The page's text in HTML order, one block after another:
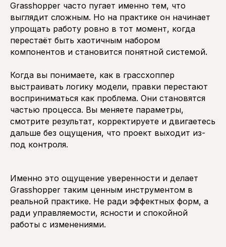
Grasshopper часто пугает именно тем, что
выглядит сложным. Но на практике он начинает
упрощать работу ровно в тот момент, когда
перестаёт быть хаотичным набором
компонентов и становится понятной системой.
Когда вы понимаете, как в грассхоппер
выстраивать логику модели, правки перестают
восприниматься как проблема. Они становятся
частью процесса. Вы меняете параметры,
смотрите результат, корректируете и двигаетесь
дальше без ощущения, что проект выходит из-
под контроля.
Именно это ощущение уверенности и делает
Grasshopper таким ценным инструментом в
реальной практике. Не ради эффектных форм, а
ради управляемости, ясности и спокойной
работы с изменениями.